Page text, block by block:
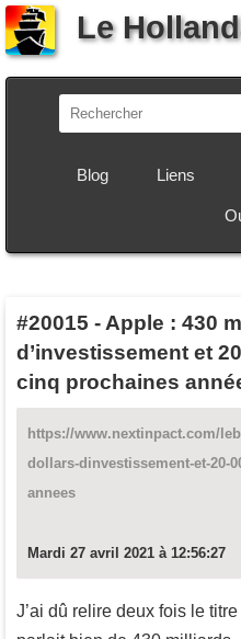
Le
Blog Liens
#20015 - Apple : 430
d’investissement et
cinq prochaines
https://www.nextinpact.com/
dollars-dinvestissement-et-20-
annees
Mardi 27 avril 2021 à 12:56:27
J’ai dû relire deux fois le